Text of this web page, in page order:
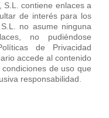
S.L. contiene enlaces a
de interés para los
S.L. no asume ninguna
no pudiéndose
de Privacidad
accede al contenido
de uso que
responsabilidad.